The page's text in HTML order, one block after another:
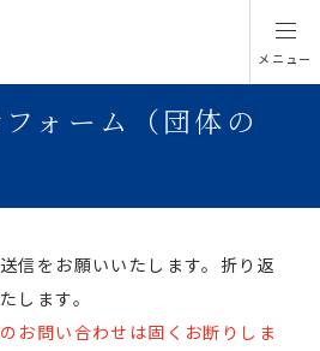
メニュー
ォーム（団体の
信をお願いいたします。折り返
します。
お問い合わせは固くお断りしま